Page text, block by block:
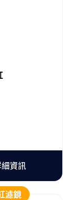
資訊
濾鏡